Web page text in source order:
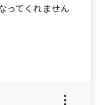
ってくれません